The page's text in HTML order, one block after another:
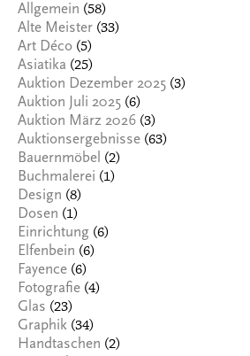
Allgemein (58)
Alte Meister (33)
Art Déco (5)
Asiatika (25)
Auktion Dezember 2025 (3)
Auktion Juli 2025 (6)
Auktion März 2026 (3)
Auktionsergebnisse (63)
Bauernmöbel (2)
Buchmalerei (1)
Design (8)
Dosen (1)
Einrichtung (6)
Elfenbein (6)
Fayence (6)
Fotografie (4)
Glas (23)
Graphik (34)
Handtaschen (2)